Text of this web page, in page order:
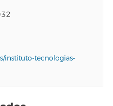
instituto-tecnologias-